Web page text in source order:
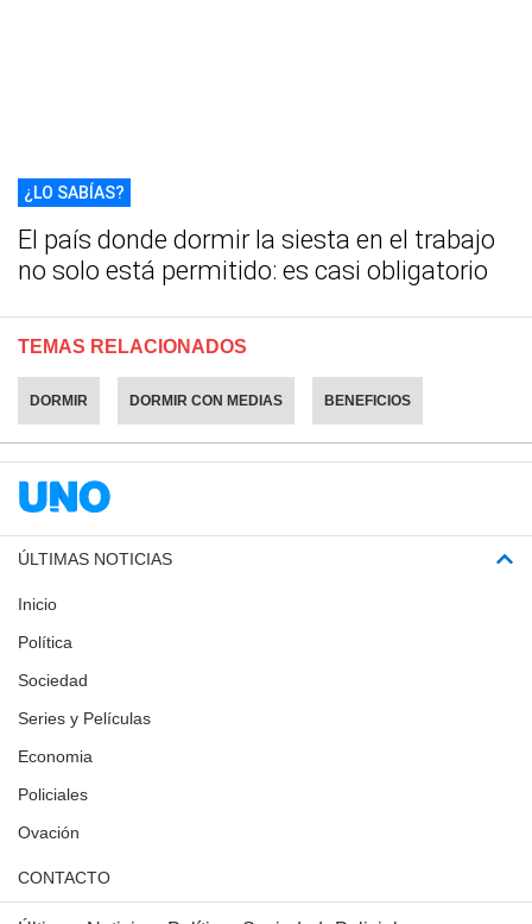
¿LO SABÍAS?
El país donde dormir la siesta en el trabajo
no solo está permitido: es casi obligatorio
TEMAS RELACIONADOS
DORMIR DORMIR CON MEDIAS BENEFICIOS
ÚLTIMAS NOTICIAS
Inicio
Política
Sociedad
Series y Películas
Economia
Policiales
Ovación
CONTACTO